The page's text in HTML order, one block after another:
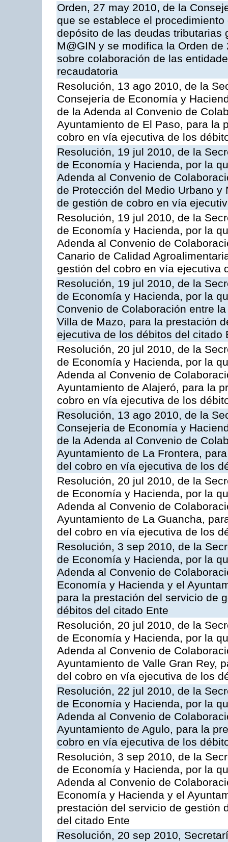
Orden, 27 may 2010, de la
que se establece el
depósito de las deudas
M@GIN y se modifica la Orden
sobre colaboración de las
recaudatoria
Resolución, 13 ago 2010, de la
Consejería de Economía y
de la Adenda al Convenio de
Ayuntamiento de El Paso, para la
cobro en vía ejecutiva de los
Resolución, 19 jul 2010, de la
de Economía y Hacienda, por la
Adenda al Convenio de
de Protección del Medio Urbano
de gestión de cobro en vía
Resolución, 19 jul 2010, de la
de Economía y Hacienda, por la
Adenda al Convenio de
Canario de Calidad
gestión del cobro en vía ejecutiva
Resolución, 19 jul 2010, de la
de Economía y Hacienda, por la
Convenio de Colaboración entre
Villa de Mazo, para la prestación
ejecutiva de los débitos del citado
Resolución, 20 jul 2010, de la
de Economía y Hacienda, por la
Adenda al Convenio de
Ayuntamiento de Alajeró, para la
cobro en vía ejecutiva de los
Resolución, 13 ago 2010, de la
Consejería de Economía y
de la Adenda al Convenio de
Ayuntamiento de La Frontera,
del cobro en vía ejecutiva de los
Resolución, 20 jul 2010, de la
de Economía y Hacienda, por la
Adenda al Convenio de
Ayuntamiento de La Guancha,
del cobro en vía ejecutiva de los
Resolución, 3 sep 2010, de la
de Economía y Hacienda, por la
Adenda al Convenio de
Economía y Hacienda y el
para la prestación del servicio de
débitos del citado Ente
Resolución, 20 jul 2010, de la
de Economía y Hacienda, por la
Adenda al Convenio de
Ayuntamiento de Valle Gran Rey,
del cobro en vía ejecutiva de los
Resolución, 22 jul 2010, de la
de Economía y Hacienda, por la
Adenda al Convenio de
Ayuntamiento de Agulo, para la
cobro en vía ejecutiva de los
Resolución, 3 sep 2010, de la
de Economía y Hacienda, por la
Adenda al Convenio de
Economía y Hacienda y el
prestación del servicio de gestión
del citado Ente
Resolución, 20 sep 2010,